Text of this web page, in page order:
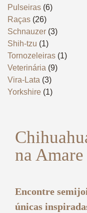
Pulseiras (6)
Raças (26)
Schnauzer (3)
Shih-tzu (1)
Tornozeleiras (1)
Veterinária (9)
Vira-Lata (3)
Yorkshire (1)
na Amare
Encontre
únicas